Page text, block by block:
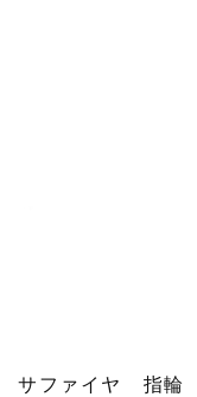
サファイヤ 指輪